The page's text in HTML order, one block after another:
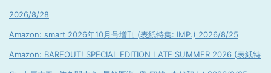
2026/8/28
Amazon: smart 2026年10月号増刊 (表紙特集: IMP.) 2026/8/25
Amazon: BARFOUT! SPECIAL EDITION LATE SUMMER 2026 (表紙特